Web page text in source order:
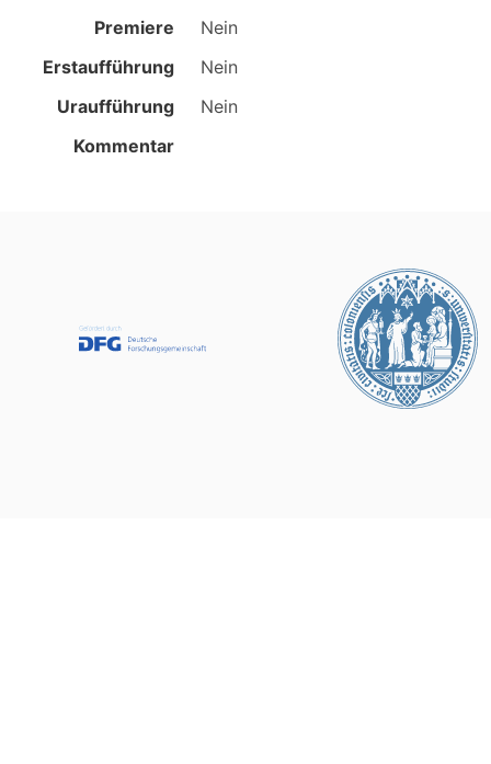
Premiere
Nein
Erstaufführung
Nein
Uraufführung
Nein
Kommentar